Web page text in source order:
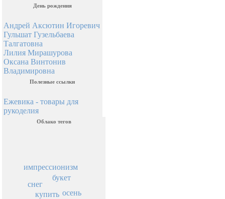
День рождения
Андрей Аксютин Игоревич
Гульшат Гузельбаева
Талгатовна
Лилия Мирашурова
Оксана Винтонив
Владимировна
Полезные ссылки
Ежевика - товары для
рукоделия
Облако тегов
купить осень
букет
снег
импрессионизм